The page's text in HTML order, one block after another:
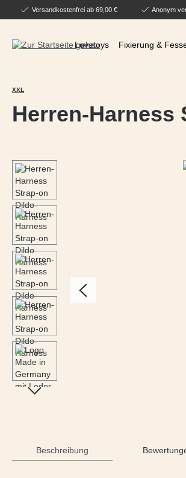
Hauptinhalt springen
Zur Suche springen
Zur Hauptnavigation springen
Versandkostenfrei ab 69,00 € Anonym
Lovetoys Fixierung &
XXL
Herren-Harness
Beschreibung